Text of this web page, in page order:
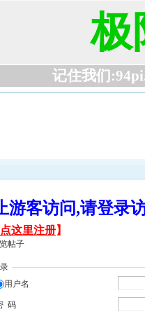
极
记住我们
游客访问,请登
点这里注册】
帖子
用户名
码